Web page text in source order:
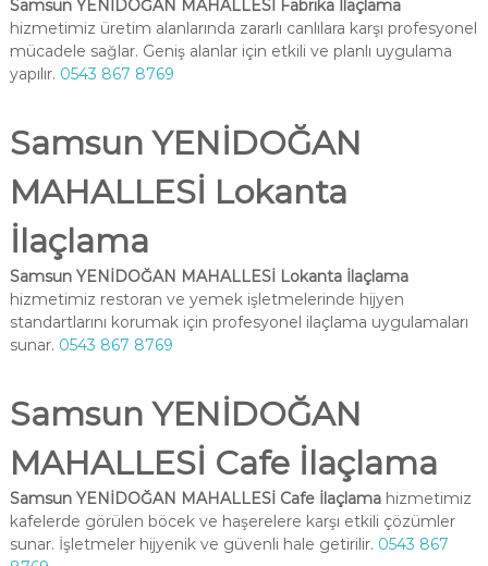
Samsun YENİDOĞAN MAHALLESİ Fabrika İlaçlama
hizmetimiz üretim alanlarında zararlı canlılara karşı profesyonel
mücadele sağlar. Geniş alanlar için etkili ve planlı uygulama
yapılır. 0543 867 8769
Samsun YENİDOĞAN
MAHALLESİ Lokanta
İlaçlama
Samsun YENİDOĞAN MAHALLESİ Lokanta İlaçlama
hizmetimiz restoran ve yemek işletmelerinde hijyen
standartlarını korumak için profesyonel ilaçlama uygulamaları
sunar. 0543 867 8769
Samsun YENİDOĞAN
MAHALLESİ Cafe İlaçlama
Samsun YENİDOĞAN MAHALLESİ Cafe İlaçlamahizmetimiz
kafelerde görülen böcek ve haşerelere karşı etkili çözümler
sunar. İşletmeler hijyenik ve güvenli hale getirilir. 0543 867